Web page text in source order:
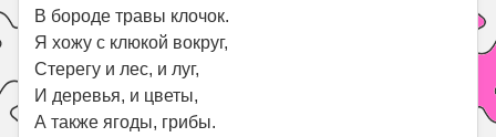
В бороде травы клочок.
Я хожу с клюкой вокруг,
Стерегу и лес, и луг,
И деревья, и цветы,
А также ягоды, грибы.